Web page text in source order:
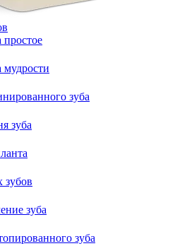
простое
мудрости
зуба
зуба
зубов
зуба
зуба